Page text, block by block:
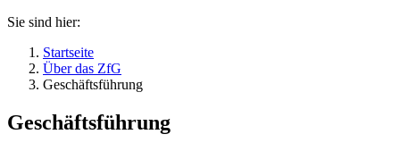
Sie sind hier:
Startseite
Über das ZfG
Geschäftsführung
Geschäftsführung